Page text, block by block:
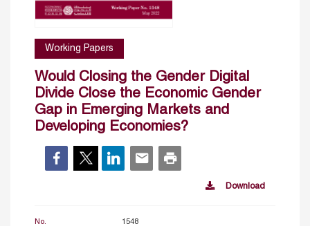
Working Papers
Would Closing the Gender Digital
Divide Close the Economic Gender
Gap in Emerging Markets and
Developing Economies?
Download
No. 1548